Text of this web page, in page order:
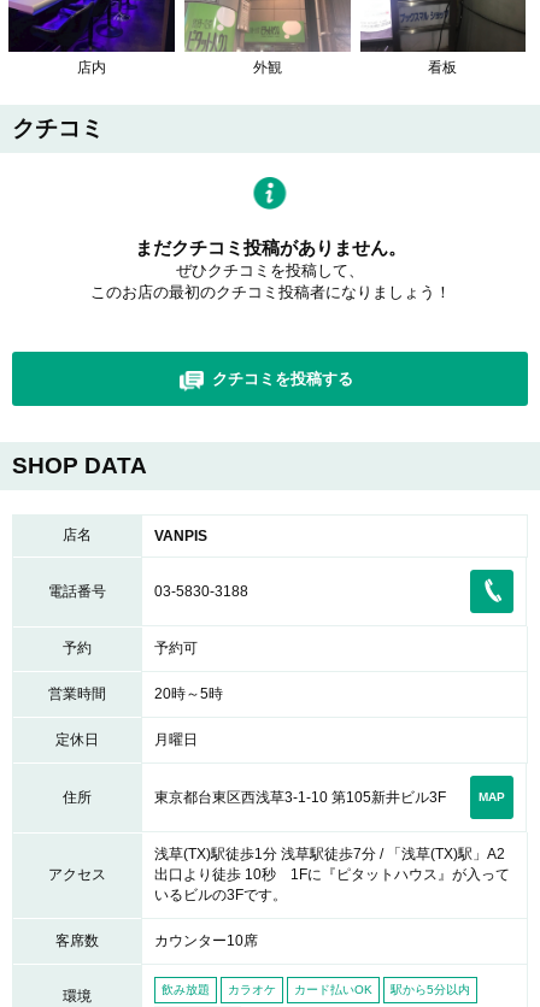
店内 外観 看板
クチコミ
まだクチコミ投稿がありません。
ぜひクチコミを投稿して、
このお店の最初のクチコミ投稿者になりましょう！
クチコミを投稿する
SHOP DATA
店名 VANPIS
電話番号 03-5830-3188
予約 予約可
営業時間 20時～5時
定休日 月曜日
住所 東京都台東区西浅草3-1-10 第105新井ビル3F MAP
アクセス
浅草(TX)駅徒歩1分 浅草駅徒歩7分 / 「浅草(TX)駅」A2
出口より徒歩 10秒 1Fに『ピタットハウス』が入って
いるビルの3Fです。
客席数 カウンター10席
環境
飲み放題 カラオケ カード払いOK 駅から5分以内